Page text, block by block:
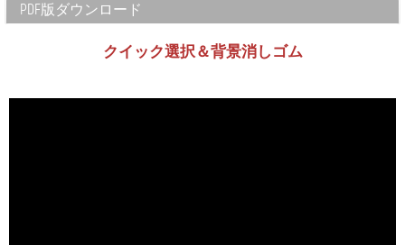
PDF版ダウンロード
クイック選択＆背景消しゴム